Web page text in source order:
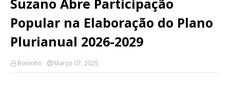
Suzano Abre Participação
Popular na Elaboração do Plano
Plurianual 2026-2029
Boninho Março 07, 2025